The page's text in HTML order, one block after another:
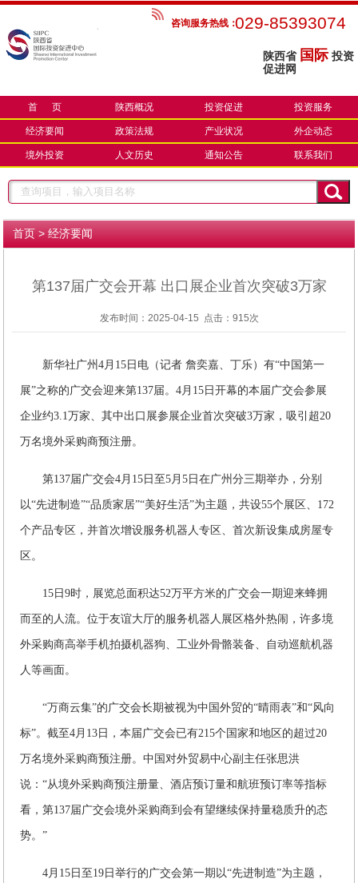
咨询服务热线：029-85393074
陕西省 国际 投资
促进网
首 页 陕西概况 投资促进 投资服务
经济要闻 政策法规 产业状况 外企动态
境外投资 人文历史 通知公告 联系我们
首页 > 经济要闻
第137届广交会开幕 出口展企业首次突破3万家
发布时间：2025-04-15 点击： 915次
新华社广州4月15日电（记者 詹奕嘉、丁乐）有“中国第一
展”之称的广交会迎来第137届。4月15日开幕的本届广交会参展
企业约3.1万家、其中出口展参展企业首次突破3万家，吸引超20
万名境外采购商预注册。
第137届广交会4月15日至5月5日在广州分三期举办，分别
以“先进制造”“品质家居”“美好生活”为主题，共设55个展区、172
个产品专区，并首次增设服务机器人专区、首次新设集成房屋专
区。
15日9时，展览总面积达52万平方米的广交会一期迎来蜂拥
而至的人流。位于友谊大厅的服务机器人展区格外热闹，许多境
外采购商高举手机拍摄机器狗、工业外骨骼装备、自动巡航机器
人等画面。
“万商云集”的广交会长期被视为中国外贸的“晴雨表”和“风向
标”。截至4月13日，本届广交会已有215个国家和地区的超过20
万名境外采购商预注册。中国对外贸易中心副主任张思洪
说：“从境外采购商预注册量、酒店预订量和航班预订率等指标
看，第137届广交会境外采购商到会有望继续保持量稳质升的态
势。”
4月15日至19日举行的广交会第一期以“先进制造”为主题，